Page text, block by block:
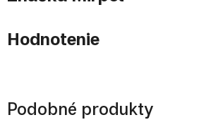
Hodnotenie
Podobné produkty